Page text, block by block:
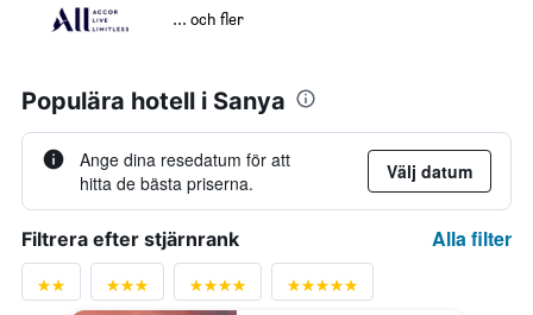
... och fler
Populära hotell i Sanya
Ange dina resedatum för att
hitta de bästa priserna.
Välj datum
Filtrera efter stjärnrank Alla filter